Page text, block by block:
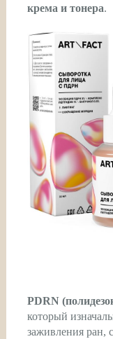
крема и тонера.
PDRN
который
заживления ран,